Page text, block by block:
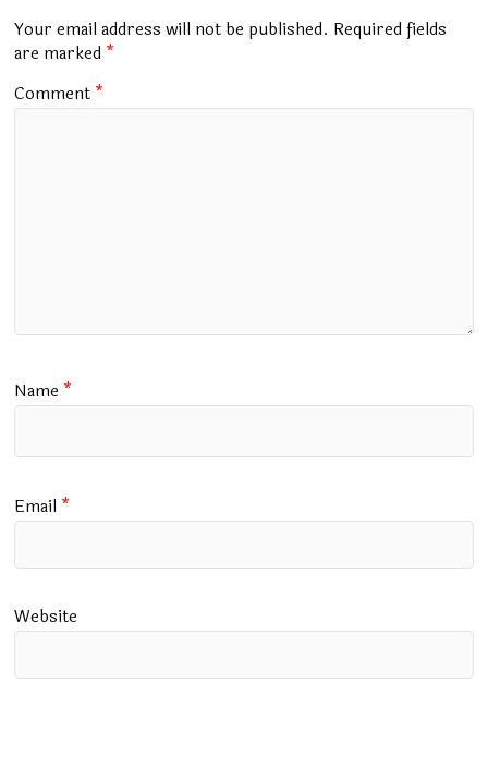
o
k
p
p
m
Your email address will not be published. Required fields
are marked *
Comment *
Name *
Email *
Website